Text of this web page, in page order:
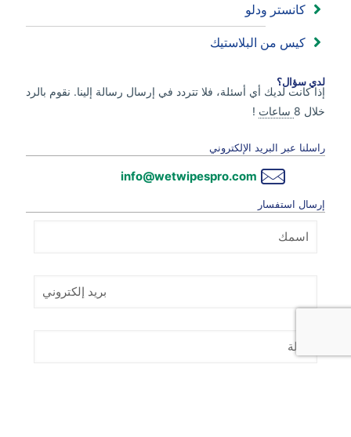
كانستر ودلو
كيس من البلاستيك
لدي سؤال؟
إذا كانت لديك أي أسئلة، فلا تتردد في إرسال رسالة إلينا. نقوم بالرد
خلال 8
ساعات !
راسلنا عبر البريد الإلكتروني
info@wetwipespro.com
إرسال استفسار